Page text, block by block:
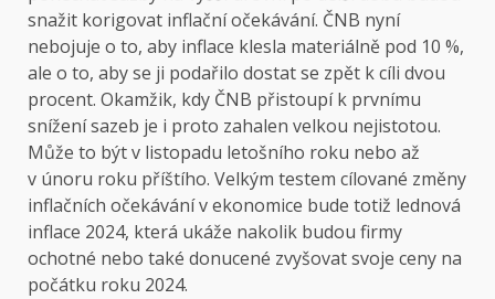
snažit korigovat inflační očekávání. ČNB nyní
nebojuje o to, aby inflace klesla materiálně pod 10 %,
ale o to, aby se ji podařilo dostat se zpět k cíli dvou
procent. Okamžik, kdy ČNB přistoupí k prvnímu
snížení sazeb je i proto zahalen velkou nejistotou.
Může to být v listopadu letošního roku nebo až
v únoru roku příštího. Velkým testem cílované změny
inflačních očekávání v ekonomice bude totiž lednová
inflace 2024, která ukáže nakolik budou firmy
ochotné nebo také donucené zvyšovat svoje ceny na
počátku roku 2024.